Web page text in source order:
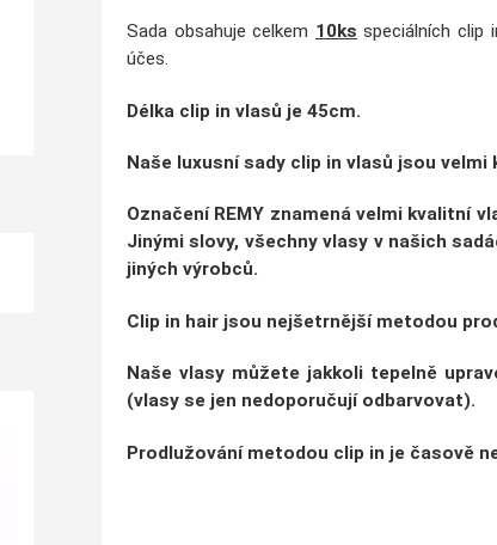
Sada obsahuje celkem 10ks speciálních clip
účes.
Délka clip in vlasů je 45cm.
Naše luxusní sady clip in vlasů jsou velmi
Označení REMY znamená velmi kvalitní
Jinými slovy, všechny vlasy v našich
jiných výrobců.
Clip in hair jsou nejšetrnější metodou
Naše vlasy můžete jakkoli tepelně
(vlasy se jen nedoporučují odbarvovat).
Prodlužování metodou clip in je časově